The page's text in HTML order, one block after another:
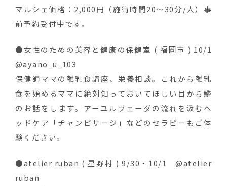
マルシェ価格：2,000円（施術時間20〜30分/人）事
前予約受付中です。
●女性のための美容と健康の保健室 ( 福岡市 ) 10/1
@ayano_u_103
保健師ママの離乳食講座、栄養相談。これから離乳
食を始めるママに絶対知っておいてほしい目から鱗
のお話をします。アーユルヴェーダの流れを汲むヘ
ッドケア「チャンピサージ」などのセラピーもご体
験ください。
●atelier ruban ( 星野村 ) 9/30・10/1 @atelier
ruban